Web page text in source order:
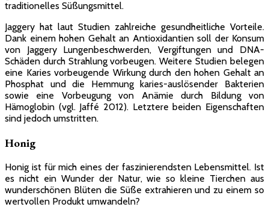
traditionelles Süßungsmittel.
Jaggery hat laut Studien zahlreiche gesundheitliche Vorteile.
Dank einem hohen Gehalt an Antioxidantien soll der Konsum
von Jaggery Lungenbeschwerden, Vergiftungen und DNA-
Schäden durch Strahlung vorbeugen. Weitere Studien belegen
eine Karies vorbeugende Wirkung durch den hohen Gehalt an
Phosphat und die Hemmung karies-auslösender Bakterien
sowie eine Vorbeugung von Anämie durch Bildung von
Hämoglobin (vgl. Jaffé 2012). Letztere beiden Eigenschaften
sind jedoch umstritten.
Honig
Honig ist für mich eines der faszinierendsten Lebensmittel. Ist
es nicht ein Wunder der Natur, wie so kleine Tierchen aus
wunderschönen Blüten die Süße extrahieren und zu einem so
wertvollen Produkt umwandeln?